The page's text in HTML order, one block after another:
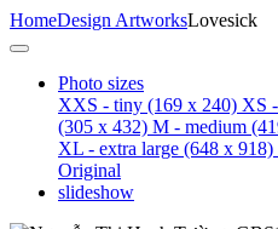
HomeDesign ArtworksLovesick
Photo sizes
XXS - tiny (169 x 240) XS
(305 x 432) M - medium
XL - extra large (648 x 918)
Original
slideshow